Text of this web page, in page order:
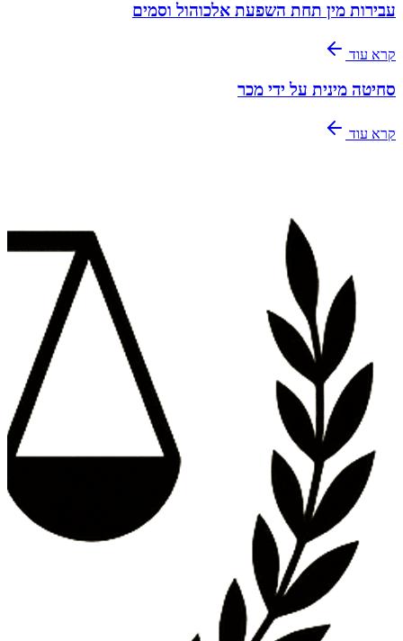
עבירות מין תחת השפעת אלכוהול וסמים
קרא עוד
סחיטה מינית על ידי מכר
קרא עוד